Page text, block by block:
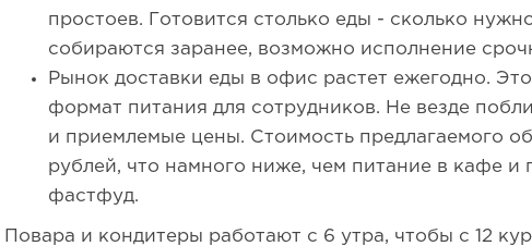
простоев. Готовится столько еды - сколько
собираются заранее, возможно исполнение
Рынок доставки еды в офис растет ежегодно.
формат питания для сотрудников. Не везде
и приемлемые цены. Стоимость предлагаемого
рублей, что намного ниже, чем питание в кафе и
фастфуд.
Повара и кондитеры работают с 6 утра, чтобы с 12